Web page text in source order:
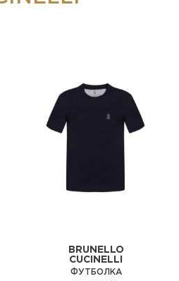
BRUNELLO
CUCINELLI
ФУТБОЛКА